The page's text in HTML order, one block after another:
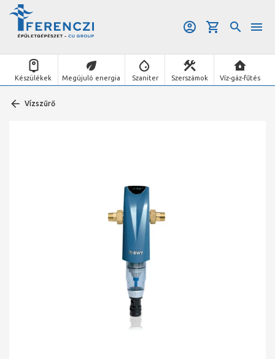
Készülékek Megújuló energia Szaniter Szerszámok Víz-gáz-fűtés
Vízszűrő